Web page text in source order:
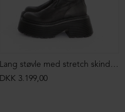
Lang støvle med stretch skind og lynlås
DKK 3.199,00